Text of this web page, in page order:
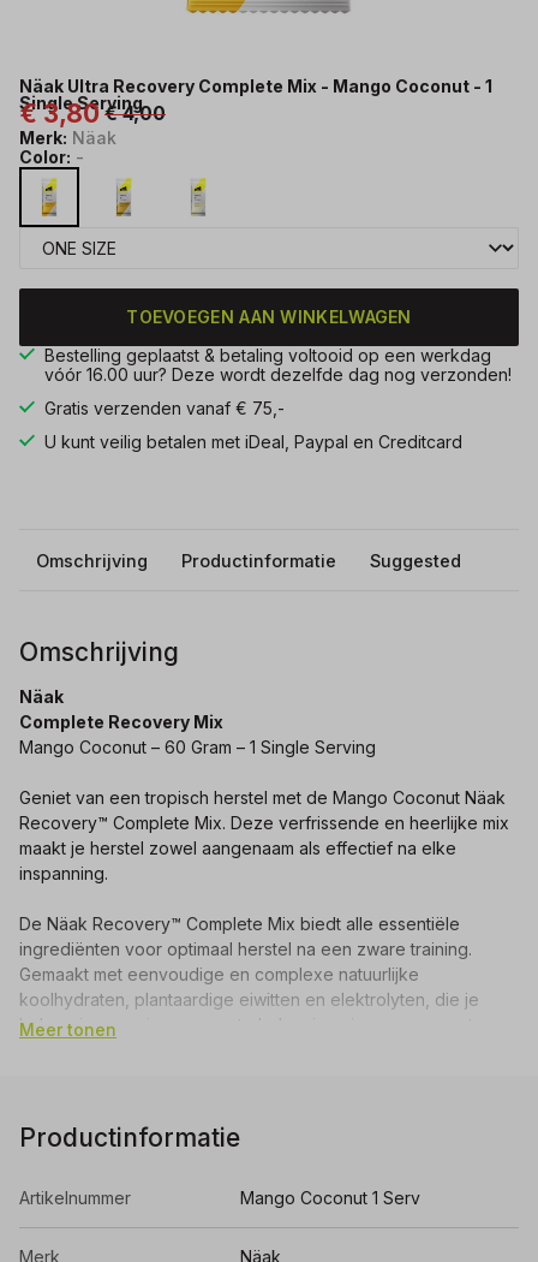
Näak Ultra Recovery Complete Mix - Mango Coconut - 1
Single Serving
€ 3,80 € 4,00
Merk: Näak
Color: -
TOEVOEGEN AAN WINKELWAGEN
Bestelling geplaatst & betaling voltooid op een werkdag
vóór 16.00 uur? Deze wordt dezelfde dag nog verzonden!
Gratis verzenden vanaf € 75,-
U kunt veilig betalen met iDeal, Paypal en Creditcard
Omschrijving Productinformatie Suggested
Omschrijving
Näak
Complete Recovery Mix
Mango Coconut – 60 Gram – 1 Single Serving
Geniet van een tropisch herstel met de Mango Coconut Näak
Recovery™ Complete Mix. Deze verfrissende en heerlijke mix
maakt je herstel zowel aangenaam als effectief na elke
inspanning.
De Näak Recovery™ Complete Mix biedt alle essentiële
ingrediënten voor optimaal herstel na een zware training.
Gemaakt met eenvoudige en complexe natuurlijke
koolhydraten, plantaardige eiwitten en elektrolyten, die je
helpen je energie weer op te laden, je spieren weer op te
belangrijkste energiebron voor je lichaam
1800mg BCAA's:vermindert spierschade en spierpijn
Meer tonen
Productinformatie
Artikelnummer Mango Coconut 1 Serv
Merk Näak